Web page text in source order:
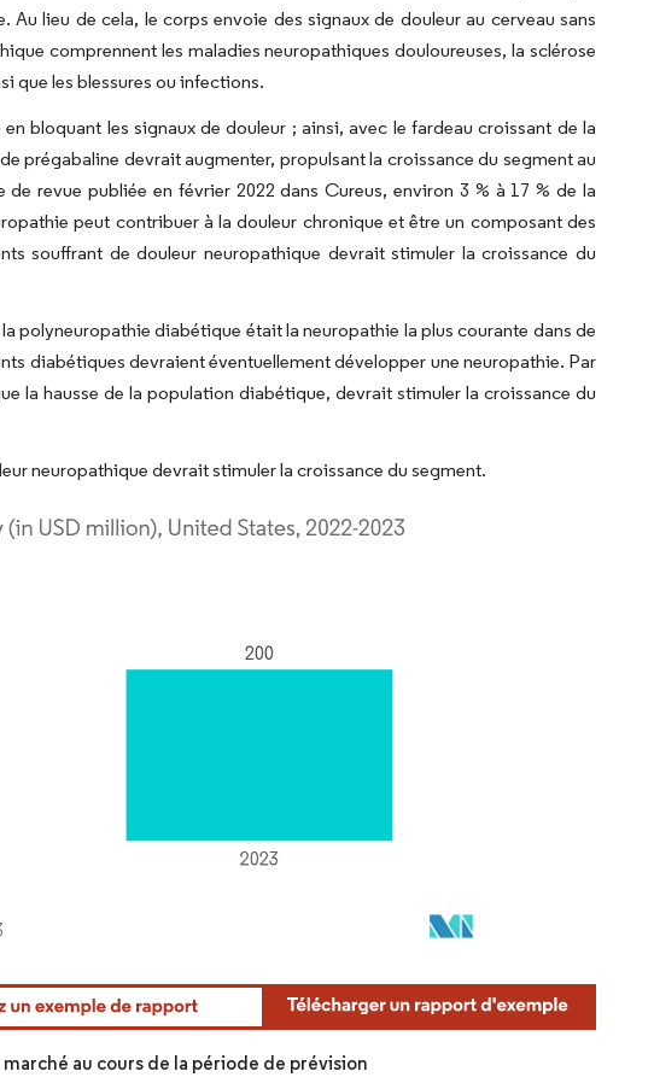
lieu de cela, le corps envoie des signaux de douleur au cerveau sans
comprennent les maladies neuropathiques douloureuses, la sclérose
que les blessures ou infections.
bloquant les signaux de douleur ; ainsi, avec le fardeau croissant de la
prégabaline devrait augmenter, propulsant la croissance du segment au
revue publiée en février 2022 dans Cureus, environ 3 % à 17 % de la
peut contribuer à la douleur chronique et être un composant des
souffrant de douleur neuropathique devrait stimuler la croissance du
polyneuropathie diabétique était la neuropathie la plus courante dans de
diabétiques devraient éventuellement développer une neuropathie. Par
la hausse de la population diabétique, devrait stimuler la croissance du
neuropathique devrait stimuler la croissance du segment.
au cours de la période de prévision